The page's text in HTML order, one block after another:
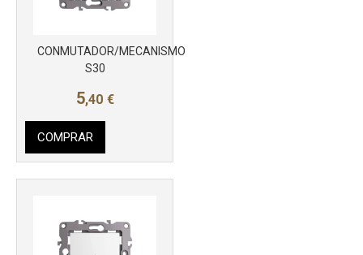
CONMUTADOR/MECANISMO
S30
5,40 €
COMPRAR
Más info